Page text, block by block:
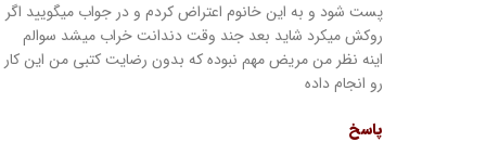
پست شود و به این خانوم اعتراض کردم و در جواب میگویید اگر
روکش میکرد شاید بعد جند وقت دندانت خراب میشد سوالم
اینه نظر من مریض مهم نبوده که بدون رضایت کتبی من این کار
رو انجام داده
پاسخ